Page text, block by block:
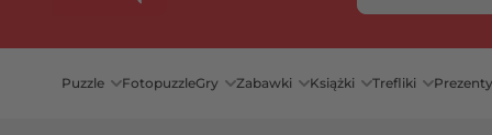
Puzzle FotopuzzleGry Zabawki Książki Trefliki Prezenty